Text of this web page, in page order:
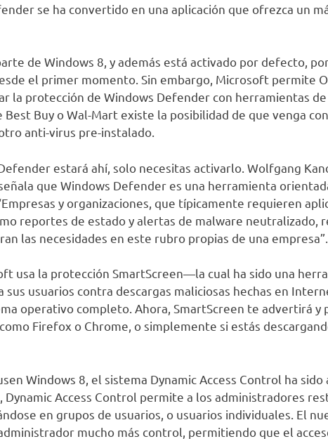
se ha convertido en una aplicación que ofrezca un
de Windows 8, y además está activado por defecto,
el primer momento. Sin embargo, Microsoft permite
la protección de Windows Defender con herramientas
Best Buy o Wal-Mart existe la posibilidad de que venga
anti-virus pre-instalado.
estará ahí, solo necesitas activarlo. Wolfgang
que Windows Defender es una herramienta
y organizaciones, que típicamente requieren
reportes de estado y alertas de malware neutralizado,
las necesidades en este rubro propias de una empresa”.
usa la protección SmartScreen—la cual ha sido una
usuarios contra descargas maliciosas hechas en
operativo completo. Ahora, SmartScreen te advertirá y
Firefox o Chrome, o simplemente si estás
Windows 8, el sistema Dynamic Access Control ha
Access Control permite a los administradores
en grupos de usuarios, o usuarios individuales. El
mucho más control, permitiendo que el